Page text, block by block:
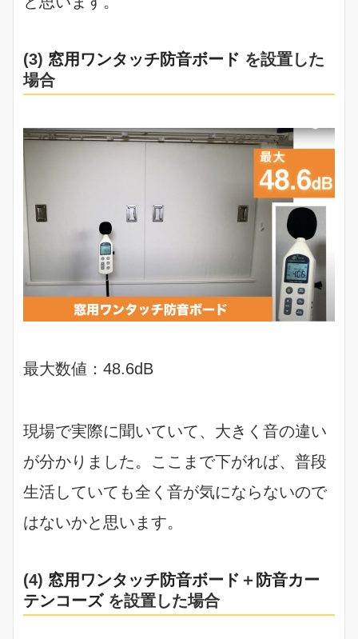
(3) 窓用ワンタッチ防音ボード を設置した
場合
最大数値：48.6dB
現場で実際に聞いていて、大きく音の違い
が分かりました。ここまで下がれば、普段
生活していても全く音が気にならないので
はないかと思います。
(4) 窓用ワンタッチ防音ボード ＋ 防音カー
テンコーズを設置した場合